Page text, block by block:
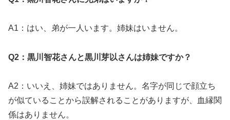
A1：はい、弟が一人います。姉妹はいません。
Q2：黒川智花さんと黒川芽以さんは姉妹ですか？
A2：いいえ、姉妹ではありません。名字が同じで顔立ち
が似ていることから誤解されることがありますが、血縁関
係はありません。